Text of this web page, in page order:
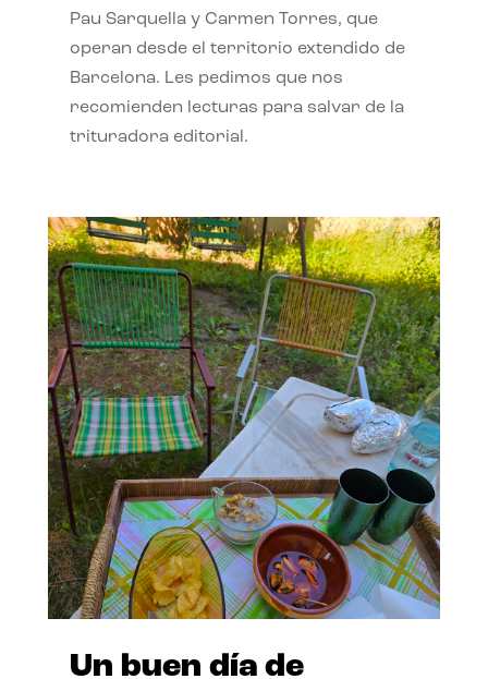
Pau Sarquella y Carmen Torres, que
operan desde el territorio extendido de
Barcelona. Les pedimos que nos
recomienden lecturas para salvar de la
trituradora editorial.
Un buen día de